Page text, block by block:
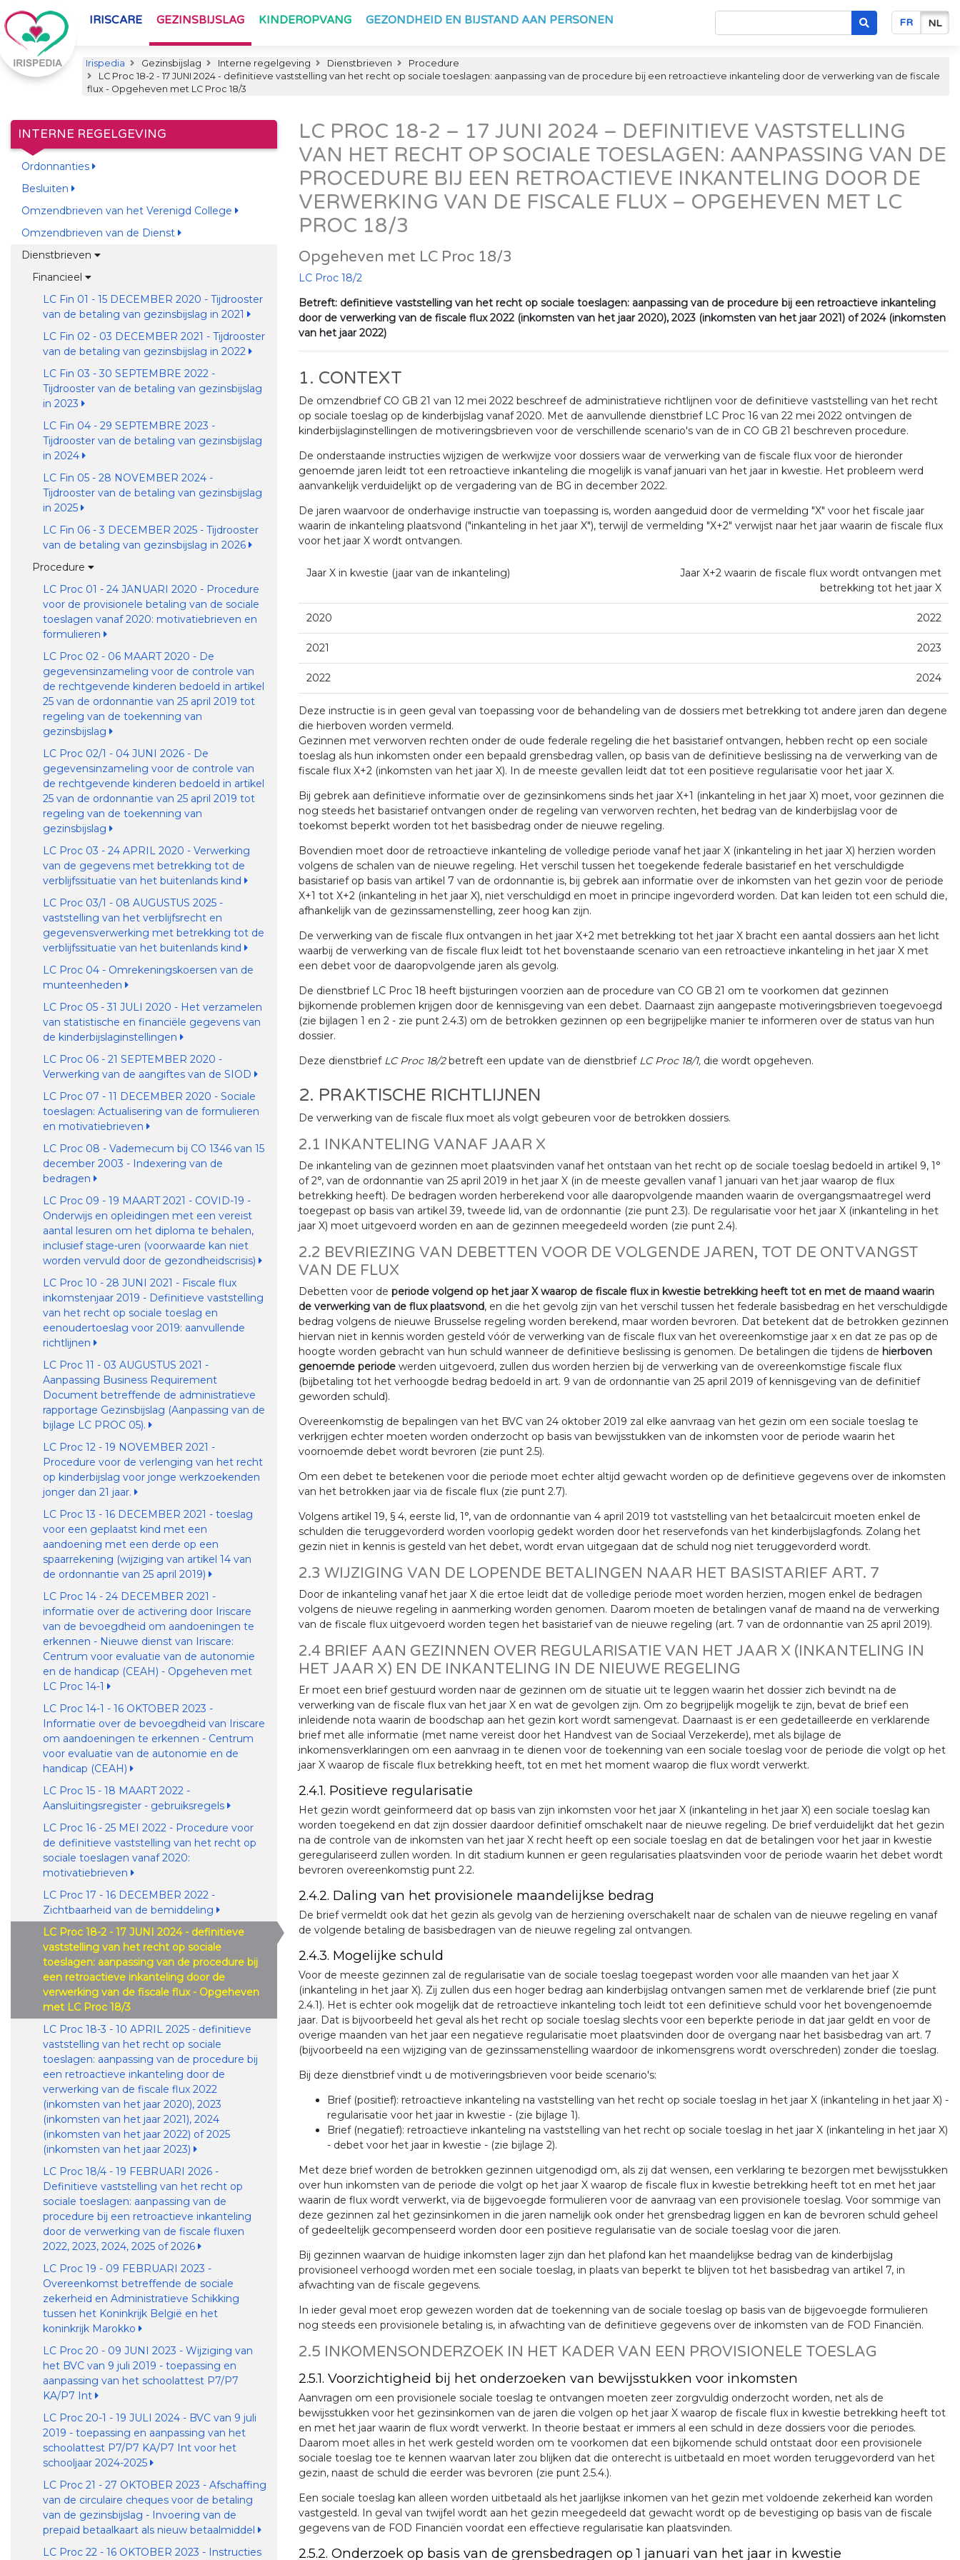
IRISCARE GEZINSBIJSLAG KINDEROPVANG GEZONDHEID EN BIJSTAND AAN PERSONEN FR NL
Irispedia Gezinsbijslag Interne regelgeving Dienstbrieven
Procedure
LC Proc 18-2 - 17 JUNI 2024 - definitieve vaststelling van het recht op sociale toeslagen: aanpassing van de procedure bij een retroactieve inkanteling door de verwerking van de fiscale
flux - Opgeheven met LC Proc 18/3
INTERNE REGELGEVING
Ordonnanties
Besluiten
Omzendbrieven van het Verenigd College
Omzendbrieven van de Dienst
Dienstbrieven
Financieel
LC Fin 01 - 15 DECEMBER 2020 - Tijdrooster
van de betaling van gezinsbijslag in 2021
LC Fin 02 - 03 DECEMBER 2021 - Tijdrooster
van de betaling van gezinsbijslag in 2022
LC Fin 03 - 30 SEPTEMBRE 2022 -
Tijdrooster van de betaling van gezinsbijslag
in 2023
LC Fin 04 - 29 SEPTEMBRE 2023 -
Tijdrooster van de betaling van gezinsbijslag
in 2024
LC Fin 05 - 28 NOVEMBER 2024 -
Tijdrooster van de betaling van gezinsbijslag
in 2025
LC Fin 06 - 3 DECEMBER 2025 - Tijdrooster
van de betaling van gezinsbijslag in 2026
Procedure
LC Proc 01 - 24 JANUARI 2020 - Procedure
voor de provisionele betaling van de sociale
toeslagen vanaf 2020: motivatiebrieven en
formulieren
LC Proc 02 - 06 MAART 2020 - De
gegevensinzameling voor de controle van
de rechtgevende kinderen bedoeld in artikel
25 van de ordonnantie van 25 april 2019 tot
regeling van de toekenning van
gezinsbijslag
LC Proc 02/1 - 04 JUNI 2026 - De
gegevensinzameling voor de controle van
de rechtgevende kinderen bedoeld in artikel
25 van de ordonnantie van 25 april 2019 tot
regeling van de toekenning van
gezinsbijslag
LC Proc 03 - 24 APRIL 2020 - Verwerking
van de gegevens met betrekking tot de
verblijfssituatie van het buitenlands kind
LC Proc 03/1 - 08 AUGUSTUS 2025 -
vaststelling van het verblijfsrecht en
gegevensverwerking met betrekking tot de
verblijfssituatie van het buitenlands kind
LC Proc 04 - Omrekeningskoersen van de
munteenheden
LC Proc 05 - 31 JULI 2020 - Het verzamelen
van statistische en financiële gegevens van
de kinderbijslaginstellingen
LC Proc 06 - 21 SEPTEMBER 2020 -
Verwerking van de aangiftes van de SIOD
LC Proc 07 - 11 DECEMBER 2020 - Sociale
toeslagen: Actualisering van de formulieren
en motivatiebrieven
LC Proc 08 - Vademecum bij CO 1346 van 15
december 2003 - Indexering van de
bedragen
LC Proc 09 - 19 MAART 2021 - COVID-19 -
Onderwijs en opleidingen met een vereist
aantal lesuren om het diploma te behalen,
inclusief stage-uren (voorwaarde kan niet
worden vervuld door de gezondheidscrisis)
LC Proc 10 - 28 JUNI 2021 - Fiscale flux
inkomstenjaar 2019 - Definitieve vaststelling
van het recht op sociale toeslag en
eenoudertoeslag voor 2019: aanvullende
richtlijnen
LC Proc 11 - 03 AUGUSTUS 2021 -
Aanpassing Business Requirement
Document betreffende de administratieve
rapportage Gezinsbijslag (Aanpassing van de
bijlage LC PROC 05).
LC Proc 12 - 19 NOVEMBER 2021 -
Procedure voor de verlenging van het recht
op kinderbijslag voor jonge werkzoekenden
jonger dan 21 jaar.
LC Proc 13 - 16 DECEMBER 2021 - toeslag
voor een geplaatst kind met een
aandoening met een derde op een
spaarrekening (wijziging van artikel 14 van
de ordonnantie van 25 april 2019)
LC Proc 14 - 24 DECEMBER 2021 -
informatie over de activering door Iriscare
van de bevoegdheid om aandoeningen te
erkennen - Nieuwe dienst van Iriscare:
Centrum voor evaluatie van de autonomie
en de handicap (CEAH) - Opgeheven met
LC Proc 14-1
LC Proc 14-1 - 16 OKTOBER 2023 -
Informatie over de bevoegdheid van Iriscare
om aandoeningen te erkennen - Centrum
voor evaluatie van de autonomie en de
handicap (CEAH)
LC Proc 15 - 18 MAART 2022 -
Aansluitingsregister - gebruiksregels
LC Proc 16 - 25 MEI 2022 - Procedure voor
de definitieve vaststelling van het recht op
sociale toeslagen vanaf 2020:
motivatiebrieven
LC Proc 17 - 16 DECEMBER 2022 -
Zichtbaarheid van de bemiddeling
LC Proc 18-2 - 17 JUNI 2024 - definitieve
vaststelling van het recht op sociale
toeslagen: aanpassing van de procedure bij
een retroactieve inkanteling door de
verwerking van de fiscale flux - Opgeheven
met LC Proc 18/3
LC Proc 18-3 - 10 APRIL 2025 - definitieve
vaststelling van het recht op sociale
toeslagen: aanpassing van de procedure bij
een retroactieve inkanteling door de
verwerking van de fiscale flux 2022
(inkomsten van het jaar 2020), 2023
(inkomsten van het jaar 2021), 2024
(inkomsten van het jaar 2022) of 2025
(inkomsten van het jaar 2023)
LC Proc 18/4 - 19 FEBRUARI 2026 -
Definitieve vaststelling van het recht op
sociale toeslagen: aanpassing van de
procedure bij een retroactieve inkanteling
door de verwerking van de fiscale fluxen
2022, 2023, 2024, 2025 of 2026
LC Proc 19 - 09 FEBRUARI 2023 -
Overeenkomst betreffende de sociale
zekerheid en Administratieve Schikking
tussen het Koninkrijk België en het
koninkrijk Marokko
LC Proc 20 - 09 JUNI 2023 - Wijziging van
het BVC van 9 juli 2019 - toepassing en
aanpassing van het schoolattest P7/P7
KA/P7 Int
LC Proc 20-1 - 19 JULI 2024 - BVC van 9 juli
2019 - toepassing en aanpassing van het
schoolattest P7/P7 KA/P7 Int voor het
schooljaar 2024-2025
LC Proc 21 - 27 OKTOBER 2023 - Afschaffing
van de circulaire cheques voor de betaling
van de gezinsbijslag - Invoering van de
prepaid betaalkaart als nieuw betaalmiddel
LC Proc 22 - 16 OKTOBER 2023 - Instructies
LC PROC 18-2 – 17 JUNI 2024 – DEFINITIEVE VASTSTELLING
VAN HET RECHT OP SOCIALE TOESLAGEN: AANPASSING VAN DE
PROCEDURE BIJ EEN RETROACTIEVE INKANTELING DOOR DE
VERWERKING VAN DE FISCALE FLUX – OPGEHEVEN MET LC
PROC 18/3
Opgeheven met LC Proc 18/3
LC Proc 18/2
Betreft: definitieve vaststelling van het recht op sociale toeslagen: aanpassing van de procedure bij een retroactieve inkanteling
door de verwerking van de fiscale flux 2022 (inkomsten van het jaar 2020), 2023 (inkomsten van het jaar 2021) of 2024 (inkomsten
van het jaar 2022)
1. CONTEXT
De omzendbrief CO GB 21 van 12 mei 2022 beschreef de administratieve richtlijnen voor de definitieve vaststelling van het recht
op sociale toeslag op de kinderbijslag vanaf 2020. Met de aanvullende dienstbrief LC Proc 16 van 22 mei 2022 ontvingen de
kinderbijslaginstellingen de motiveringsbrieven voor de verschillende scenario's van de in CO GB 21 beschreven procedure.
De onderstaande instructies wijzigen de werkwijze voor dossiers waar de verwerking van de fiscale flux voor de hieronder
genoemde jaren leidt tot een retroactieve inkanteling die mogelijk is vanaf januari van het jaar in kwestie. Het probleem werd
aanvankelijk verduidelijkt op de vergadering van de BG in december 2022.
De jaren waarvoor de onderhavige instructie van toepassing is, worden aangeduid door de vermelding "X" voor het fiscale jaar
waarin de inkanteling plaatsvond ("inkanteling in het jaar X"), terwijl de vermelding "X+2" verwijst naar het jaar waarin de fiscale flux
voor het jaar X wordt ontvangen.
Jaar X in kwestie (jaar van de inkanteling)
Jaar X+2 waarin de fiscale flux wordt ontvangen met
betrekking tot het jaar X
2020 2022
2021 2023
2022 2024
Deze instructie is in geen geval van toepassing voor de behandeling van de dossiers met betrekking tot andere jaren dan degene
die hierboven worden vermeld.
Gezinnen met verworven rechten onder de oude federale regeling die het basistarief ontvangen, hebben recht op een sociale
toeslag als hun inkomsten onder een bepaald grensbedrag vallen, op basis van de definitieve beslissing na de verwerking van de
fiscale flux X+2 (inkomsten van het jaar X). In de meeste gevallen leidt dat tot een positieve regularisatie voor het jaar X.
Bij gebrek aan definitieve informatie over de gezinsinkomens sinds het jaar X+1 (inkanteling in het jaar X) moet, voor gezinnen die
nog steeds het basistarief ontvangen onder de regeling van verworven rechten, het bedrag van de kinderbijslag voor de
toekomst beperkt worden tot het basisbedrag onder de nieuwe regeling.
Bovendien moet door de retroactieve inkanteling de volledige periode vanaf het jaar X (inkanteling in het jaar X) herzien worden
volgens de schalen van de nieuwe regeling. Het verschil tussen het toegekende federale basistarief en het verschuldigde
basistarief op basis van artikel 7 van de ordonnantie is, bij gebrek aan informatie over de inkomsten van het gezin voor de periode
X+1 tot X+2 (inkanteling in het jaar X), niet verschuldigd en moet in principe ingevorderd worden. Dat kan leiden tot een schuld die,
afhankelijk van de gezinssamenstelling, zeer hoog kan zijn.
De verwerking van de fiscale flux ontvangen in het jaar X+2 met betrekking tot het jaar X bracht een aantal dossiers aan het licht
waarbij de verwerking van de fiscale flux leidt tot het bovenstaande scenario van een retroactieve inkanteling in het jaar X met
een debet voor de daaropvolgende jaren als gevolg.
De dienstbrief LC Proc 18 heeft bijsturingen voorzien aan de procedure van CO GB 21 om te voorkomen dat gezinnen
bijkomende problemen krijgen door de kennisgeving van een debet. Daarnaast zijn aangepaste motiveringsbrieven toegevoegd
(zie bijlagen 1 en 2 - zie punt 2.4.3) om de betrokken gezinnen op een begrijpelijke manier te informeren over de status van hun
dossier.
Deze dienstbrief LC Proc 18/2betreft een update van de dienstbrief LC Proc 18/1, die wordt opgeheven.
2. PRAKTISCHE RICHTLIJNEN
De verwerking van de fiscale flux moet als volgt gebeuren voor de betrokken dossiers.
2.1 INKANTELING VANAF JAAR X
De inkanteling van de gezinnen moet plaatsvinden vanaf het ontstaan van het recht op de sociale toeslag bedoeld in artikel 9, 1°
of 2°, van de ordonnantie van 25 april 2019 in het jaar X (in de meeste gevallen vanaf 1 januari van het jaar waarop de flux
betrekking heeft). De bedragen worden herberekend voor alle daaropvolgende maanden waarin de overgangsmaatregel werd
toegepast op basis van artikel 39, tweede lid, van de ordonnantie (zie punt 2.3). De regularisatie voor het jaar X (inkanteling in het
jaar X) moet uitgevoerd worden en aan de gezinnen meegedeeld worden (zie punt 2.4).
2.2 BEVRIEZING VAN DEBETTEN VOOR DE VOLGENDE JAREN, TOT DE ONTVANGST
VAN DE FLUX
Debetten voor deperiode volgend op het jaar X waarop de fiscale flux in kwestie betrekking heeft tot en met de maand waarin
de verwerking van de flux plaatsvond, en die het gevolg zijn van het verschil tussen het federale basisbedrag en het verschuldigde
bedrag volgens de nieuwe Brusselse regeling worden berekend, maar worden bevroren. Dat betekent dat de betrokken gezinnen
hiervan niet in kennis worden gesteld vóór de verwerking van de fiscale flux van het overeenkomstige jaar x en dat ze pas op de
hoogte worden gebracht van hun schuld wanneer de definitieve beslissing is genomen. De betalingen die tijdens de hierboven
genoemde periode werden uitgevoerd, zullen dus worden herzien bij de verwerking van de overeenkomstige fiscale flux
(bijbetaling tot het verhoogde bedrag bedoeld in art. 9 van de ordonnantie van 25 april 2019 of kennisgeving van de definitief
geworden schuld).
Overeenkomstig de bepalingen van het BVC van 24 oktober 2019 zal elke aanvraag van het gezin om een sociale toeslag te
verkrijgen echter moeten worden onderzocht op basis van bewijsstukken van de inkomsten voor de periode waarin het
voornoemde debet wordt bevroren (zie punt 2.5).
Om een debet te betekenen voor die periode moet echter altijd gewacht worden op de definitieve gegevens over de inkomsten
van het betrokken jaar via de fiscale flux (zie punt 2.7).
Volgens artikel 19, § 4, eerste lid, 1°, van de ordonnantie van 4 april 2019 tot vaststelling van het betaalcircuit moeten enkel de
schulden die teruggevorderd worden voorlopig gedekt worden door het reservefonds van het kinderbijslagfonds. Zolang het
gezin niet in kennis is gesteld van het debet, wordt ervan uitgegaan dat de schuld nog niet teruggevorderd wordt.
2.3 WIJZIGING VAN DE LOPENDE BETALINGEN NAAR HET BASISTARIEF ART. 7
Door de inkanteling vanaf het jaar X die ertoe leidt dat de volledige periode moet worden herzien, mogen enkel de bedragen
volgens de nieuwe regeling in aanmerking worden genomen. Daarom moeten de betalingen vanaf de maand na de verwerking
van de fiscale flux uitgevoerd worden tegen het basistarief van de nieuwe regeling (art. 7 van de ordonnantie van 25 april 2019).
2.4 BRIEF AAN GEZINNEN OVER REGULARISATIE VAN HET JAAR X (INKANTELING IN
HET JAAR X) EN DE INKANTELING IN DE NIEUWE REGELING
Er moet een brief gestuurd worden naar de gezinnen om de situatie uit te leggen waarin het dossier zich bevindt na de
verwerking van de fiscale flux van het jaar X en wat de gevolgen zijn. Om zo begrijpelijk mogelijk te zijn, bevat de brief een
inleidende nota waarin de boodschap aan het gezin kort wordt samengevat. Daarnaast is er een gedetailleerde en verklarende
brief met alle informatie (met name vereist door het Handvest van de Sociaal Verzekerde), met als bijlage de
inkomensverklaringen om een aanvraag in te dienen voor de toekenning van een sociale toeslag voor de periode die volgt op het
jaar X waarop de fiscale flux betrekking heeft, tot en met het moment waarop die flux wordt verwerkt.
2.4.1. Positieve regularisatie
Het gezin wordt geïnformeerd dat op basis van zijn inkomsten voor het jaar X (inkanteling in het jaar X) een sociale toeslag kan
worden toegekend en dat zijn dossier daardoor definitief omschakelt naar de nieuwe regeling. De brief verduidelijkt dat het gezin
na de controle van de inkomsten van het jaar X recht heeft op een sociale toeslag en dat de betalingen voor het jaar in kwestie
geregulariseerd zullen worden. In dit stadium kunnen er geen regularisaties plaatsvinden voor de periode waarin het debet wordt
bevroren overeenkomstig punt 2.2.
2.4.2. Daling van het provisionele maandelijkse bedrag
De brief vermeldt ook dat het gezin als gevolg van de herziening overschakelt naar de schalen van de nieuwe regeling en vanaf
de volgende betaling de basisbedragen van de nieuwe regeling zal ontvangen.
2.4.3. Mogelijke schuld
Voor de meeste gezinnen zal de regularisatie van de sociale toeslag toegepast worden voor alle maanden van het jaar X
(inkanteling in het jaar X). Zij zullen dus een hoger bedrag aan kinderbijslag ontvangen samen met de verklarende brief (zie punt
2.4.1). Het is echter ook mogelijk dat de retroactieve inkanteling toch leidt tot een definitieve schuld voor het bovengenoemde
jaar. Dat is bijvoorbeeld het geval als het recht op sociale toeslag slechts voor een beperkte periode in dat jaar geldt en voor de
overige maanden van het jaar een negatieve regularisatie moet plaatsvinden door de overgang naar het basisbedrag van art. 7
(bijvoorbeeld na een wijziging van de gezinssamenstelling waardoor de inkomensgrens wordt overschreden) zonder die toeslag.
Bij deze dienstbrief vindt u de motiveringsbrieven voor beide scenario's:
Brief (positief): retroactieve inkanteling na vaststelling van het recht op sociale toeslag in het jaar X (inkanteling in het jaar X) -
regularisatie voor het jaar in kwestie - (zie bijlage 1).
Brief (negatief): retroactieve inkanteling na vaststelling van het recht op sociale toeslag in het jaar X (inkanteling in het jaar X)
- debet voor het jaar in kwestie - (zie bijlage 2).
Met deze brief worden de betrokken gezinnen uitgenodigd om, als zij dat wensen, een verklaring te bezorgen met bewijsstukken
over hun inkomsten van de periode die volgt op het jaar X waarop de fiscale flux in kwestie betrekking heeft tot en met het jaar
waarin de flux wordt verwerkt, via de bijgevoegde formulieren voor de aanvraag van een provisionele toeslag. Voor sommige van
deze gezinnen zal het gezinsinkomen in die jaren namelijk ook onder het grensbedrag liggen en kan de bevroren schuld geheel
of gedeeltelijk gecompenseerd worden door een positieve regularisatie van de sociale toeslag voor die jaren.
Bij gezinnen waarvan de huidige inkomsten lager zijn dan het plafond kan het maandelijkse bedrag van de kinderbijslag
provisioneel verhoogd worden met een sociale toeslag, in plaats van beperkt te blijven tot het basisbedrag van artikel 7, in
afwachting van de fiscale gegevens.
In ieder geval moet erop gewezen worden dat de toekenning van de sociale toeslag op basis van de bijgevoegde formulieren
nog steeds een provisionele betaling is, in afwachting van de definitieve gegevens over de inkomsten van de FOD Financiën.
2.5 INKOMENSONDERZOEK IN HET KADER VAN EEN PROVISIONELE TOESLAG
2.5.1. Voorzichtigheid bij het onderzoeken van bewijsstukken voor inkomsten
Aanvragen om een provisionele sociale toeslag te ontvangen moeten zeer zorgvuldig onderzocht worden, net als de
bewijsstukken voor het gezinsinkomen van de jaren die volgen op het jaar X waarop de fiscale flux in kwestie betrekking heeft tot
en met het jaar waarin de flux wordt verwerkt. In theorie bestaat er immers al een schuld in deze dossiers voor die periodes.
Daarom moet alles in het werk gesteld worden om te voorkomen dat een bijkomende schuld ontstaat door een provisionele
sociale toeslag toe te kennen waarvan later zou blijken dat die onterecht is uitbetaald en moet worden teruggevorderd van het
gezin, naast de schuld die eerder was bevroren (zie punt 2.5.4.).
Een sociale toeslag kan alleen worden uitbetaald als het jaarlijkse inkomen van het gezin met voldoende zekerheid kan worden
vastgesteld. In geval van twijfel wordt aan het gezin meegedeeld dat gewacht wordt op de bevestiging op basis van de fiscale
gegevens van de FOD Financiën voordat een effectieve regularisatie kan plaatsvinden.
2.5.2. Onderzoek op basis van de grensbedragen op 1 januari van het jaar in kwestie